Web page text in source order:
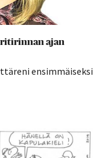
ajan
ensimmäiseksi